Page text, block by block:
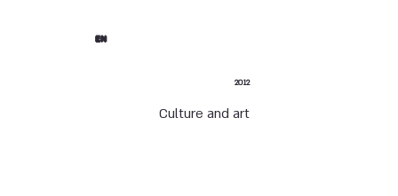
EN
2012
Culture and art